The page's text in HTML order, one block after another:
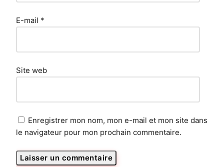
E-mail *
Site web
Enregistrer mon nom, mon e-mail et mon site dans
le navigateur pour mon prochain commentaire.